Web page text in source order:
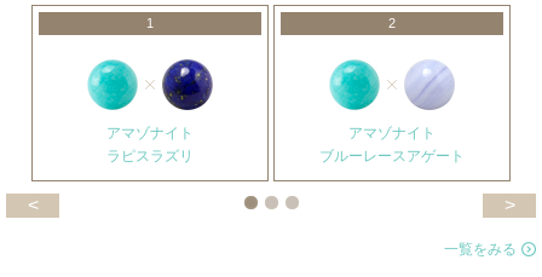
1
アマゾナイト
ラピスラズリ
2
アマゾナイト
ブルーレースアゲート
< >
一覧をみる